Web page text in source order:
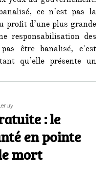
ce n’est pas la
profit d’une plus grande
responsabilisation des
être banalisé, c’est
qu’elle présente un
: le
en pointe
mort